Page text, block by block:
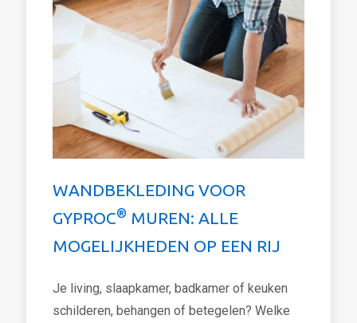
WANDBEKLEDING VOOR
GYPROC® MUREN: ALLE
MOGELIJKHEDEN OP EEN RIJ
Je living, slaapkamer, badkamer of keuken
schilderen, behangen of betegelen? Welke